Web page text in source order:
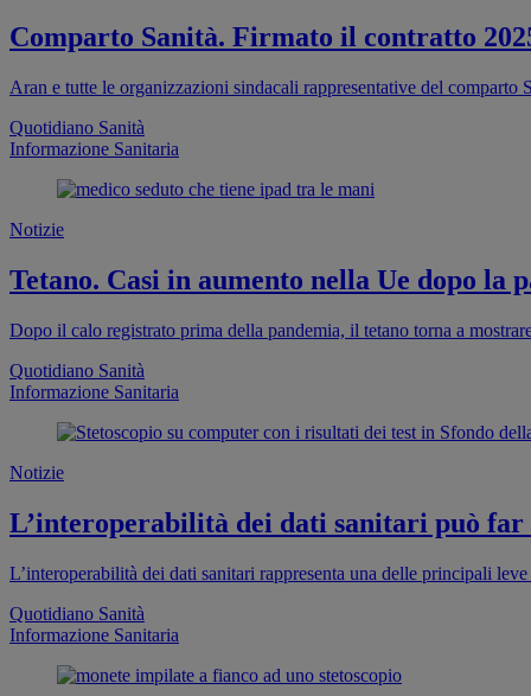
Comparto Sanità. Firmato il contratto
Aran e tutte le organizzazioni sindacali rappresentative del
Quotidiano Sanità
Informazione Sanitaria
Notizie
Tetano. Casi in aumento nella Ue dopo la
Dopo il calo registrato prima della pandemia, il tetano torna a
Quotidiano Sanità
Informazione Sanitaria
Notizie
L’interoperabilità dei dati sanitari può
L’interoperabilità dei dati sanitari rappresenta una delle principali
Quotidiano Sanità
Informazione Sanitaria